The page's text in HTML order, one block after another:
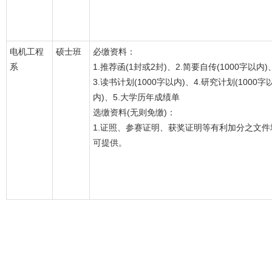
电机工程
系
硕士班
必缴资料：
1.推荐函(1封或2封)、2.简要自传(1000字以内)
3.读书计划(1000字以内)、4.研究计划(1000字
内)、5.大学历年成绩单
选缴资料(无则免缴)：
1.证照、参赛证明、获奖证明等有利加分之文件
可提供。